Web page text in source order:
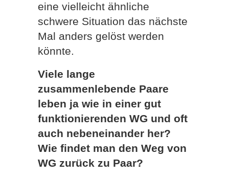
eine vielleicht ähnliche
schwere Situation das nächste
Mal anders gelöst werden
könnte.
Viele lange
zusammenlebende Paare
leben ja wie in einer gut
funktionierenden WG und oft
auch nebeneinander her?
Wie findet man den Weg von
WG zurück zu Paar?